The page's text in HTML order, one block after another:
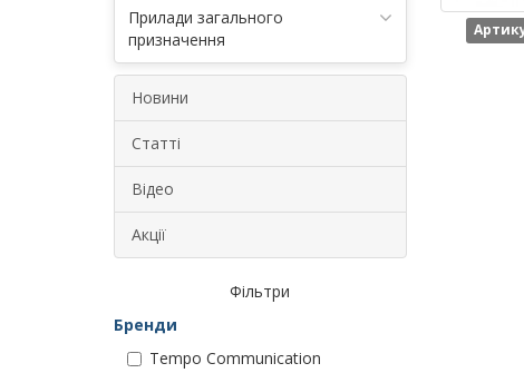
Прилади загального
призначення
Новини
Статті
Відео
Акції
Фільтри
Бренди
Tempo Communication